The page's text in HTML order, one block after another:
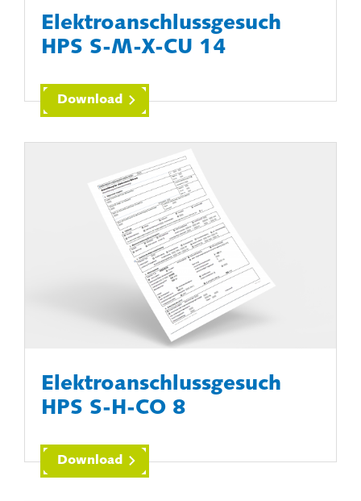
Elektroanschlussgesuch
HPS S-M-X-CU 14
Download
Elektroanschlussgesuch
HPS S-H-CO 8
Download